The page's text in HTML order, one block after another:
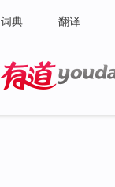
词典 翻译